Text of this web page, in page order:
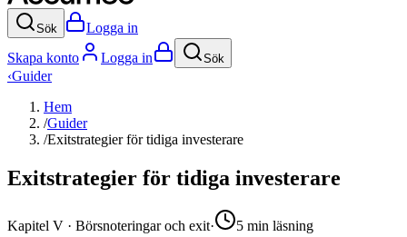
Sök
Logga in
Skapa konto
Logga in Sök
‹Guider
Hem
/Guider
/Exitstrategier för tidiga investerare
Exitstrategier för tidiga investerare
Kapitel V · Börsnoteringar och exit· 5 min läsning